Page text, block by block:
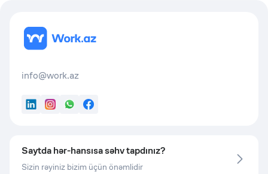
info@work.az
LinkedInInstagram
WhatsApp
Facebook
Saytda hər-hansısa səhv tapdınız?
Sizin rəyiniz bizim üçün önəmlidir